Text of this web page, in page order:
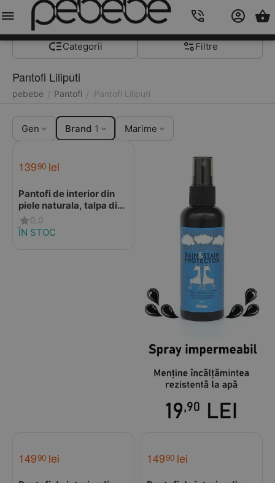
Categorii Filtre
Pantofi Liliputi
pebebe / Pantofi / Pantofi Liliputi
Gen Brand 1 Marime
13990 lei
Pantofi de interior din
piele naturala, talpa din
piele intoarsa, Dino,
Liliputi
0.0
ÎN STOC
14990 lei 14990 lei
Meniu Caută Cos